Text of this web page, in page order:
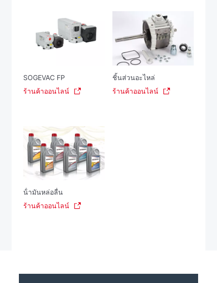
SOGEVAC FP
ร้านค้าออนไลน์
ชิ้นส่วนอะไหล่
ร้านค้าออนไลน์
น้ํามันหล่อลื่น
ร้านค้าออนไลน์